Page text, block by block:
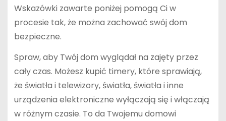
Wskazówki zawarte poniżej pomogą Ci w
procesie tak, że można zachować swój dom
bezpieczne.
Spraw, aby Twój dom wyglądał na zajęty przez
cały czas. Możesz kupić timery, które sprawiają,
że światła i telewizory, światła, światła i inne
urządzenia elektroniczne wyłączają się i włączają
w różnym czasie. To da Twojemu domowi